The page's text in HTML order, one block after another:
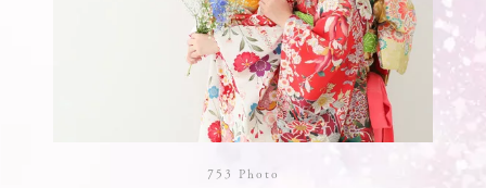
753 Photo